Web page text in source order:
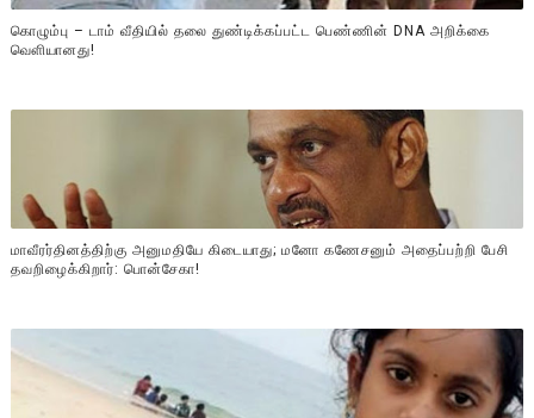
கொழும்பு – டாம் வீதியில் தலை துண்டிக்கப்பட்ட பெண்ணின் DNA அறிக்கை
வௌியானது!
மாவீரர்தினத்திற்கு அனுமதியே கிடையாது; மனோ கணேசனும் அதைப்பற்றி பேசி
தவறிழைக்கிறார்: பொன்சேகா!